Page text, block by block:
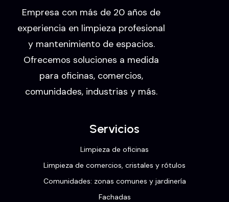
Empresa con más de 20 años de
experiencia en limpieza profesional
y mantenimiento de espacios.
Ofrecemos soluciones a medida
para oficinas, comercios,
comunidades, industrias y más.
Servicios
Limpieza de oficinas
Limpieza de comercios, cristales y rótulos
Comunidades: zonas comunes y jardinería
Fachadas